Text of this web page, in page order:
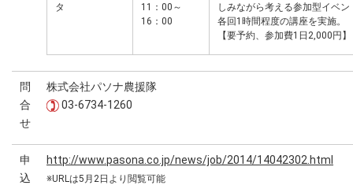
タ
11：00～
16：00
しみながら考える参加型イベン
各回1時間程度の講座を実
【要予約、参加費1日2,000円】
問
合
せ
株式会社パソナ農援隊
03-6734-1260
申
込
http://www.pasona.co.jp/news/job/2014/14042302.html
※URLは5月2日より閲覧可能